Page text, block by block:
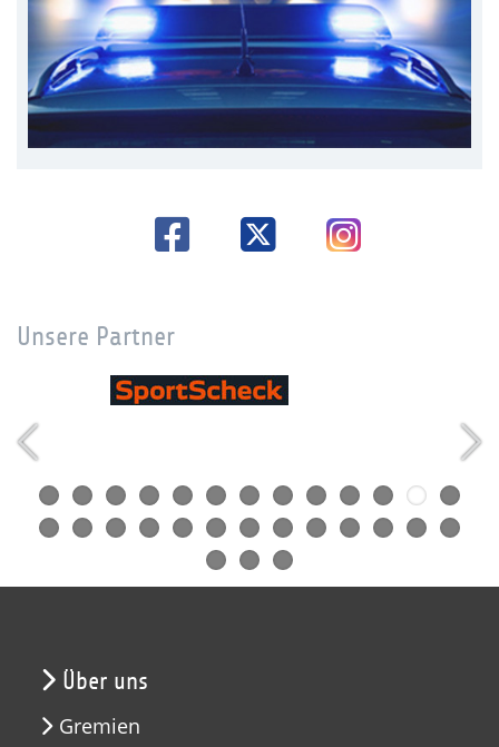
Unsere Partner
Über uns
Gremien